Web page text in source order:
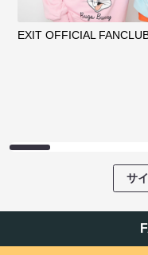
EXIT OFFICIAL
サ